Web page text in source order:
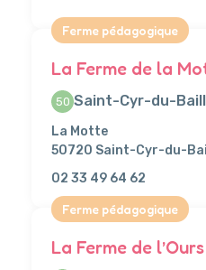
Ferme pédagogique
La Ferme de la
50 Saint-Cyr-du-
La Motte
50720 Saint-Cyr-du-
02 33 49 64 62
Ferme pédagogique
La Ferme de l’Ours